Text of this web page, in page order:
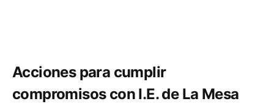
Acciones para cumplir
compromisos con I.E. de La Mesa